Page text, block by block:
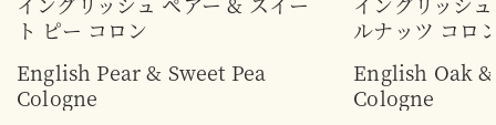
ト ピー コロン
English Pear & Sweet Pea
Cologne
ルナッツ コロ
English Oak
Cologne